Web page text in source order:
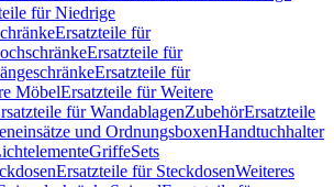
für Niedrige
Ersatzteile für
Ersatzteile für
Ersatzteile für
MöbelErsatzteile für Weitere
für WandablagenZubehörErsatzteile
und OrdnungsboxenHandtuchhalter
GriffeSets
Ersatzteile für SteckdosenWeiteres